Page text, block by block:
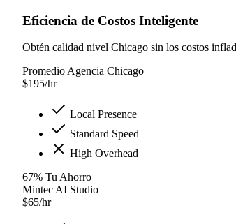
Eficiencia de Costos Inteligente
Obtén calidad nivel Chicago sin los costos
Promedio Agencia Chicago
$195/hr
Local Presence
Standard Speed
High Overhead
67% Tu Ahorro
Mintec AI Studio
$65/hr